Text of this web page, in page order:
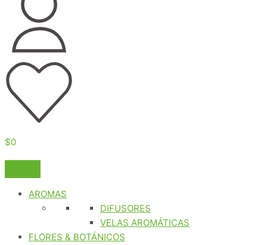
$0
AROMAS
DIFUSORES
VELAS AROMÁTICAS
FLORES & BOTÁNICOS